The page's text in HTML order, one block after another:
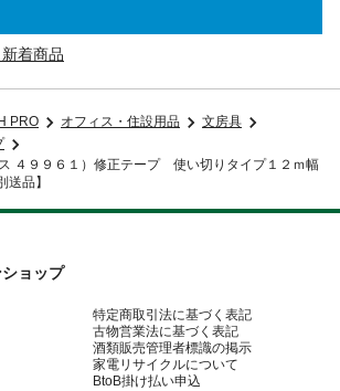
着商品
PRO オフィス・住設用品
文房具
ス ４９９６１）修正テープ 使い切りタイプ１２ｍ幅
送品】
ョップ
特定商取引法に基づく表記
古物営業法に基づく表記
酒類販売管理者標識の掲示
家電リサイクルについて
BtoB掛け払い申込